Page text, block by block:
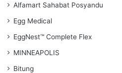
Alfamart Sahabat Posyandu
Egg Medical
EggNest™ Complete Flex
MINNEAPOLIS
Bitung